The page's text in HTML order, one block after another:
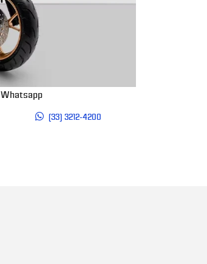
Whatsapp
(33) 3212-4200